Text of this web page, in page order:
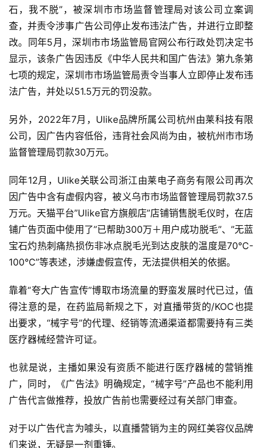
石，我不脱”，被深圳市市场监督管理局对该公司立案调
查，并责令涉事广告公司停止发布违法广告，并进行立即整
改。同年5月，深圳市市场监管局官网公布行政处罚决定书
显示，该条广告因违反《中华人民共和国广告法》第九条第
七项的规定，深圳市市场监管局责令当事人立即停止发布违
法广告，并处以51.5万元的罚没款。
另外，2022年7月，Ulike品牌所属公司杭州由莱科技有限
公司，因广告内容低俗，违背社会风尚为由，被杭州市市场
监督管理局罚款30万元。
同年12月，Ulike关联公司浙江由莱电子商务有限公司再次
因广告中含有虚假内容，被义乌市市场监督管理局罚款37.5
万元。天猫平台”Ulike官方旗舰店”店铺销售脱毛仪时，在店
铺广告页面中使用了”已帮助300万＋用户成功脱毛”、”无蓝
宝石灼热刺痛热损伤非冰点脱毛光到达皮肤的温度是70°C-
100°C”等表述，涉嫌虚假宣传，无法提供相关的依据。
靠着“夸大广告宣传”博取市场流量的野蛮发展时代已过，值
得注意的是，在药监局新规之下，对直播带货的/KOC也提
出要求，“械字号”的代理、经销等流通渠道都需要持有三类
医疗器械经营许可证。
也就是说，主播如果没有资质不能进行医疗器械的营销推
广，同时，《广告法》明确规定，“械字号”产品也不能利用
广告代言做推荐，投放广告前也需要经过有关部门审查。
对于以广告代言为噱头，以直播营销为主的网红美容仪品牌
们来说，无疑是一剂重锤。